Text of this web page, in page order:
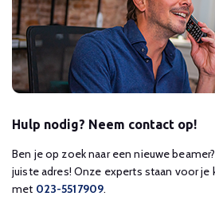
Hulp nodig? Neem contact op!
Ben je op zoek naar een nieuwe
juiste adres! Onze experts staan voor je
met 023-5517909.